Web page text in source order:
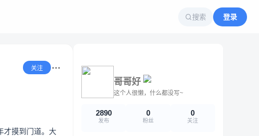
搜索 登录
关注
才摸到门道。大
哥哥好
这个人很懒，什么都没写~
2890
发布
0
粉丝
0
关注